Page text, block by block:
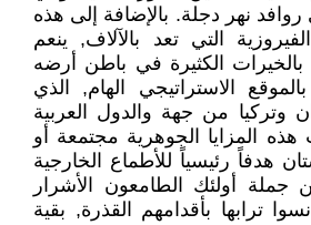
نهر دجلة. بالإضافة إلى هذه
التي تعد بالآلاف, ينعم
بالخيرات الكثيرة في باطن أرضه
الاستراتيجي الهام, الذي
وتركيا من جهة والدول العربية
المزايا الجوهرية مجتمعة أو
هدفاً رئيسياً للأطماع الخارجية
جملة أولئك الطامعون الأشرار
ترابها بأقدامهم القذرة, بقية